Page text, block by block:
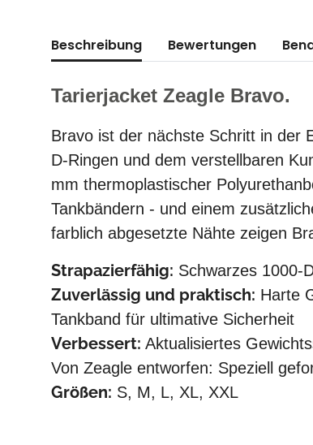
weitere Registerkarten anzeigen
Beschreibung Bewertungen
Tarierjacket Zeagle Bravo.
Bravo ist der nächste Schritt in der
D-Ringen und dem verstellbaren
mm thermoplastischer
Tankbändern - und einem
farblich abgesetzte Nähte zeigen
Strapazierfähig: Schwarzes 1000-
Zuverlässig und praktisch: Harte
Tankband für ultimative Sicherheit
Verbessert: Aktualisiertes
Von Zeagle entworfen: Speziell
Größen: S, M, L, XL, XXL